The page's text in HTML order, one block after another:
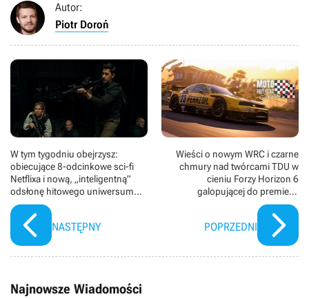
Autor:
Piotr Doroń
W tym tygodniu obejrzysz:
obiecujące 8-odcinkowe sci-fi
Netflixa i nową, „inteligentną”
odsłonę hitowego uniwersum
thrillerów akcji Prime Video
NASTĘPNY
Wieści o nowym WRC i czarne
chmury nad twórcami TDU w
cieniu Forzy Horizon 6
galopującej do premiery.
Motoprzegląd Drauga
POPRZEDNI
Najnowsze Wiadomości